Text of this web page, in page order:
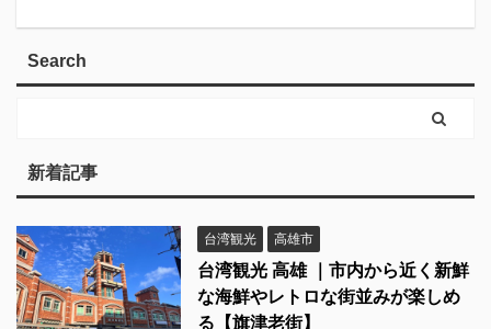
Search
新着記事
台湾観光 高雄市
台湾観光 高雄 ｜市内から近く新鮮
な海鮮やレトロな街並みが楽しめ
る【旗津老街】